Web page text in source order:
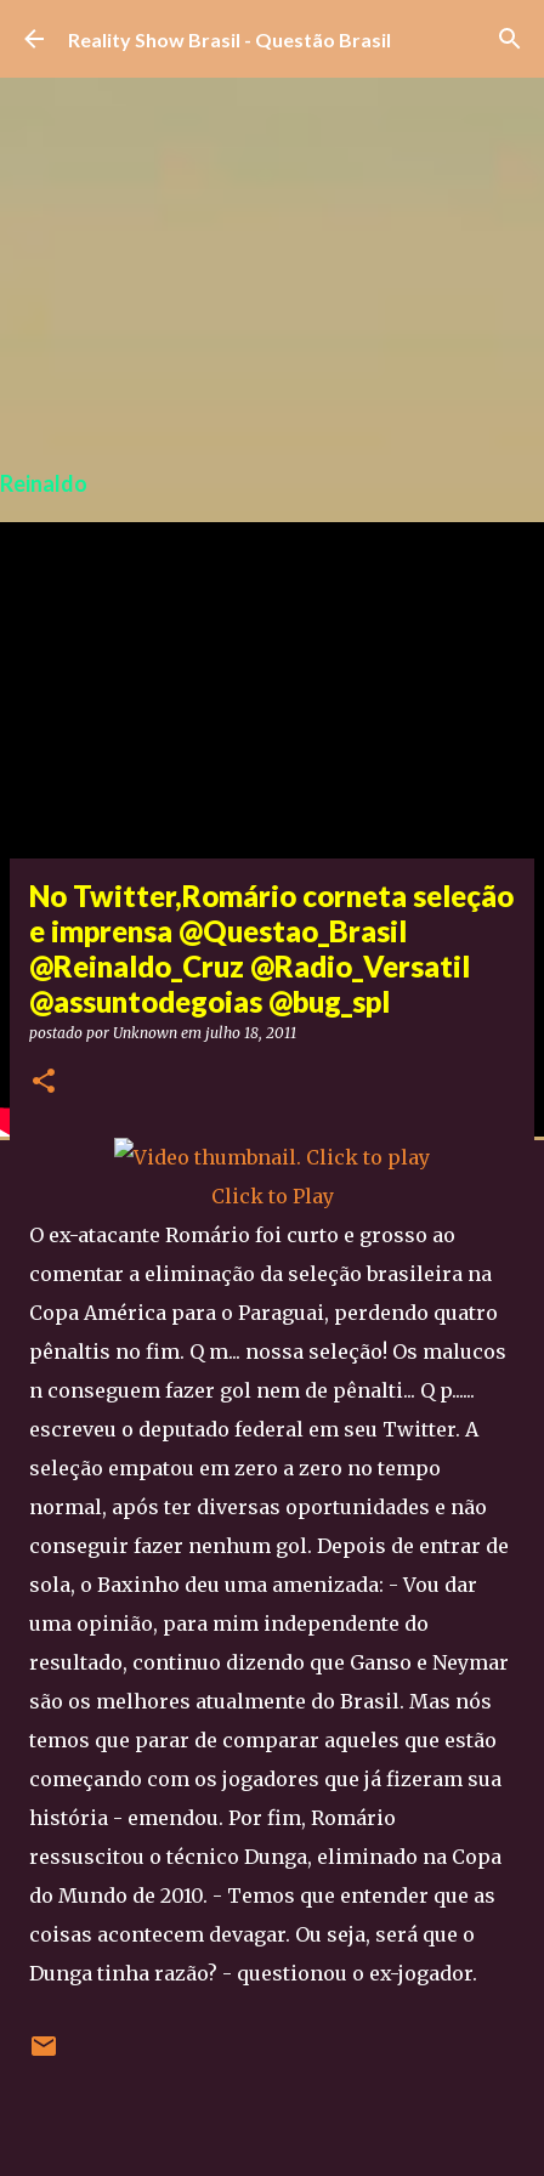
Pular para o conteúdo principal
Reality Show Brasil - Questão Brasil
Reinaldo
No Twitter,Romário corneta seleção
e imprensa @Questao_Brasil
@Reinaldo_Cruz @Radio_Versatil
@assuntodegoias @bug_spl
postado por Unknown em julho 18, 2011
Click to Play
O ex-atacante Romário foi curto e grosso ao
comentar a eliminação da seleção brasileira na
Copa América para o Paraguai, perdendo quatro
pênaltis no fim. Q m... nossa seleção! Os malucos
n conseguem fazer gol nem de pênalti... Q p......
escreveu o deputado federal em seu Twitter. A
seleção empatou em zero a zero no tempo
normal, após ter diversas oportunidades e não
conseguir fazer nenhum gol. Depois de entrar de
sola, o Baxinho deu uma amenizada: - Vou dar
uma opinião, para mim independente do
resultado, continuo dizendo que Ganso e Neymar
são os melhores atualmente do Brasil. Mas nós
temos que parar de comparar aqueles que estão
começando com os jogadores que já fizeram sua
história - emendou. Por fim, Romário
ressuscitou o técnico Dunga, eliminado na Copa
do Mundo de 2010. - Temos que entender que as
coisas acontecem devagar. Ou seja, será que o
Dunga tinha razão? - questionou o ex-jogador.